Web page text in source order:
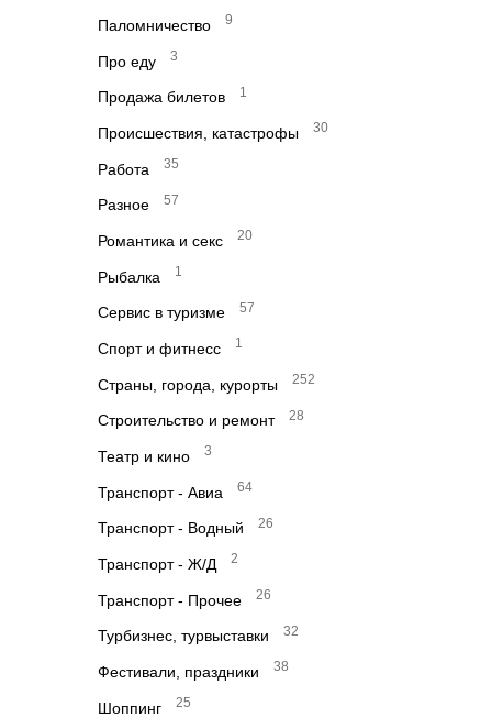
Паломничество 9
Про еду 3
Продажа билетов 1
Происшествия, катастрофы 30
Работа 35
Разное 57
Романтика и секс 20
Рыбалка 1
Сервис в туризме 57
Спорт и фитнесс 1
Страны, города, курорты 252
Строительство и ремонт 28
Театр и кино 3
Транспорт - Авиа 64
Транспорт - Водный 26
Транспорт - Ж/Д 2
Транспорт - Прочее 26
Турбизнес, турвыставки 32
Фестивали, праздники 38
Шоппинг 25